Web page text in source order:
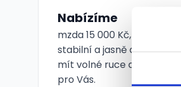
Nabízíme
mzda 15 000 Kč,
stabilní a jasně daná
mít volné ruce a zároveň
pro Vás.